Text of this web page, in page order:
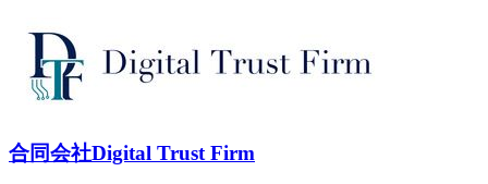
合同会社Digital Trust Firm